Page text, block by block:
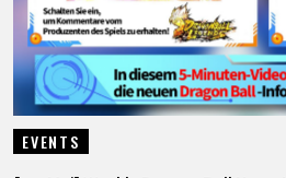
EVENTS